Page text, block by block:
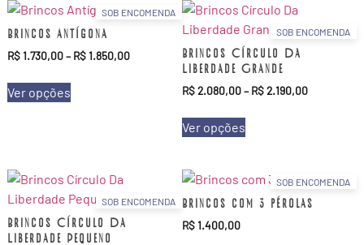
SOB ENCOMENDA
Brincos Antígona
R$ 1.730,00– R$ 1.850,00
Ver opções
SOB ENCOMENDA
Brincos Círculo Da
Liberdade Grande
R$2.080,00– R$2.190,00
Ver opções
SOB ENCOMENDA
Brincos Círculo Da
Liberdade Pequeno
SOB ENCOMENDA
Brincos com 3 pérolas
R$ 1.400,00